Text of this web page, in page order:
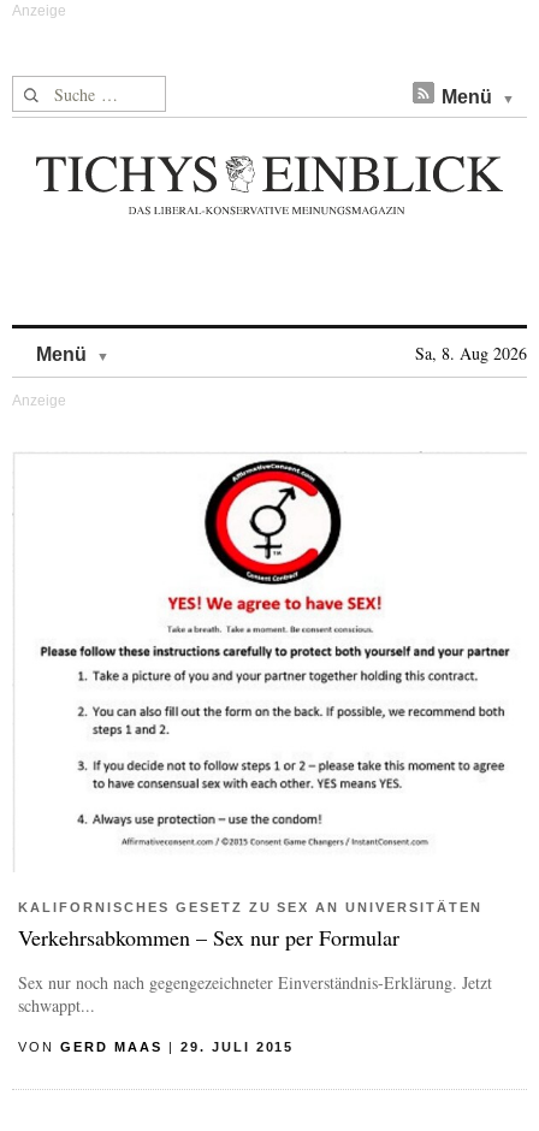
Suche nach: Menü
Menü Sa, 8. Aug 2026
KALIFORNISCHES GESETZ ZU SEX AN UNIVERSITÄTEN
Verkehrsabkommen – Sex nur per Formular
Sex nur noch nach gegengezeichneter Einverständnis-Erklärung. Jetzt
schwappt...
VON GERD MAAS 29. JULI 2015